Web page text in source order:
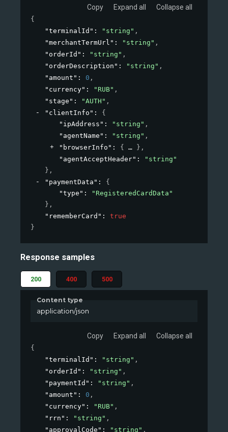
Copy Expand all Collapse all
{
"terminalId" : "string" ,
"merchantTermUrl" : "string" ,
"orderId" : "string" ,
"orderDescription" : "string" ,
"amount" : 0 ,
"currency" : "RUB" ,
"stage" : "AUTH" ,
"clientInfo" : {
"ipAddress" : "string" ,
"agentName" : "string" ,
"browserInfo" : { } ,
"agentAcceptHeader" :
"string"
} ,
"paymentData" : {
"type" :
"RegisteredCardData"
} ,
"rememberCard" : true
}
Response samples
200 400 500
Content type
application/json
Copy Expand all Collapse all
{
"terminalId" : "string" ,
"orderId" : "string" ,
"paymentId" : "string" ,
"amount" : 0 ,
"currency" : "RUB" ,
"rrn" : "string" ,
"approvalCode" : "string" ,